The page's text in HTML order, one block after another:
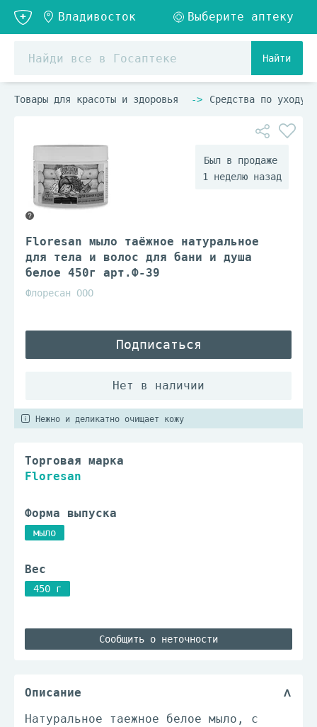
Найти
Товары для красоты и здоровья Средства по уходу
Floresan мыло таёжное натуральное
для тела и волос для бани и душа
белое 450г арт.Ф-39
Флоресан ООО
1 неделю назад
Подписаться
Нежно и деликатно очищает кожу
Торговая марка
Floresan
Форма выпуска
мыло
Вес
450 г
Сообщить о неточности
Описание
Натуральное таежное белое мыло, с